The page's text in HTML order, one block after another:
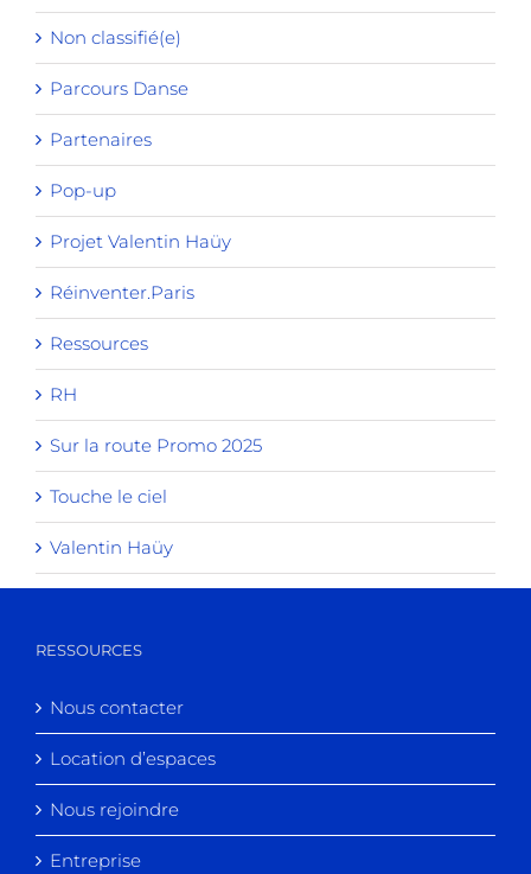
Non classifié(e)
Parcours Danse
Partenaires
Pop-up
Projet Valentin Haüy
Réinventer.Paris
Ressources
RH
Sur la route Promo 2025
Touche le ciel
Valentin Haüy
RESSOURCES
Nous contacter
Location d’espaces
Nous rejoindre
Entreprise